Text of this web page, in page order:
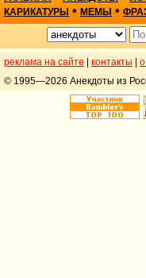
КАРИКАТУРЫ • МЕМЫ •
реклама на сайте контакты
© 1995—2026 Анекдоты из